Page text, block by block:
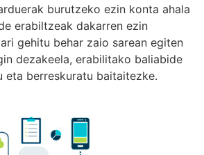
burutzeko ezin konta ahala
erabiltzeak dakarren ezin
gehitu behar zaio sarean egiten
dezakeela, erabilitako baliabide
berreskuratu baitaitezke.